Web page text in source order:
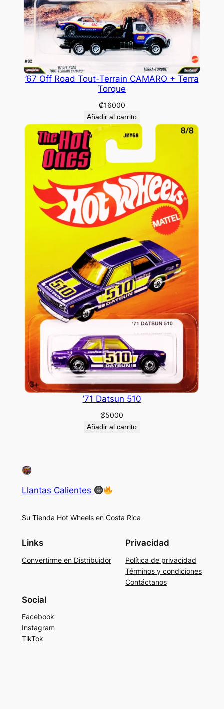
’67 Off Road Tout-Terrain CAMARO + Terra
Torque
₡16000
Añadir al carrito
’71 Datsun 510
₡5000
Añadir al carrito
Llantas Calientes
Su Tienda Hot Wheels en Costa Rica
Links
Convertirme en Distribuidor
Privacidad
Política de privacidad
Términos y condiciones
Contáctanos
Social
Facebook
Instagram
TikTok